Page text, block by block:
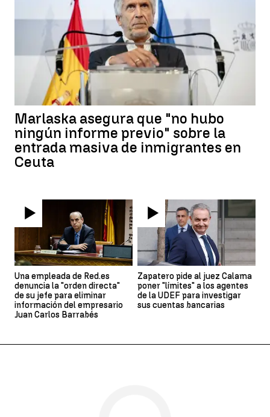
Marlaska asegura que "no hubo
ningún informe previo" sobre la
entrada masiva de inmigrantes en
Ceuta
Una empleada de Red.es
denuncia la "orden directa"
de su jefe para eliminar
información del empresario
Juan Carlos Barrabés
Zapatero pide al juez Calama
poner "límites" a los agentes
de la UDEF para investigar
sus cuentas bancarias